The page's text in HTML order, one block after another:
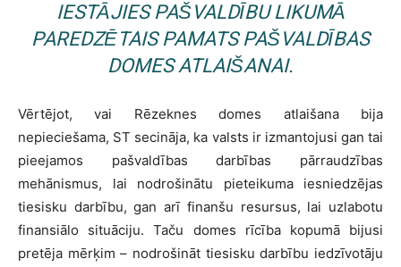
IESTĀJIES PAŠVALDĪBU LIKUMĀ
PAREDZĒTAIS PAMATS PAŠVALDĪBAS
DOMES ATLAIŠANAI.
Vērtējot, vai Rēzeknes domes atlaišana bija
nepieciešama, ST secināja, ka valsts ir izmantojusi gan tai
pieejamos pašvaldības darbības pārraudzības
mehānismus, lai nodrošinātu pieteikuma iesniedzējas
tiesisku darbību, gan arī finanšu resursus, lai uzlabotu
finansiālo situāciju. Taču domes rīcība kopumā bijusi
pretēja mērķim – nodrošināt tiesisku darbību iedzīvotāju